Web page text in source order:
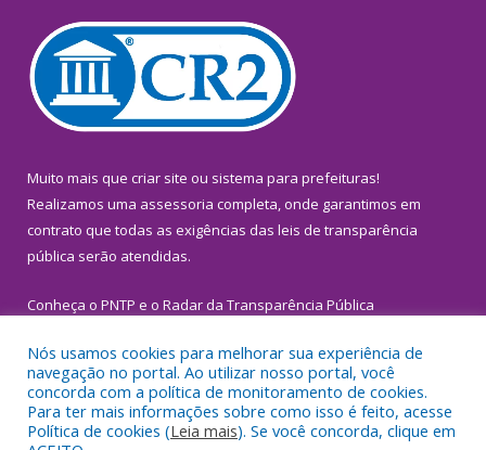
Muito mais que criar site ou sistema para prefeituras!
Realizamos uma assessoria completa, onde garantimos em
contrato que todas as exigências das leis de transparência
pública serão atendidas.
Conheça o PNTP e o Radar da Transparência Pública
Todos os direitos reservados a Prefeitura Municipal de
Inhangapi.
Nós usamos cookies para melhorar sua experiência de
navegação no portal. Ao utilizar nosso portal, você
concorda com a política de monitoramento de cookies.
Para ter mais informações sobre como isso é feito, acesse
Política de cookies (Leia mais). Se você concorda, clique em